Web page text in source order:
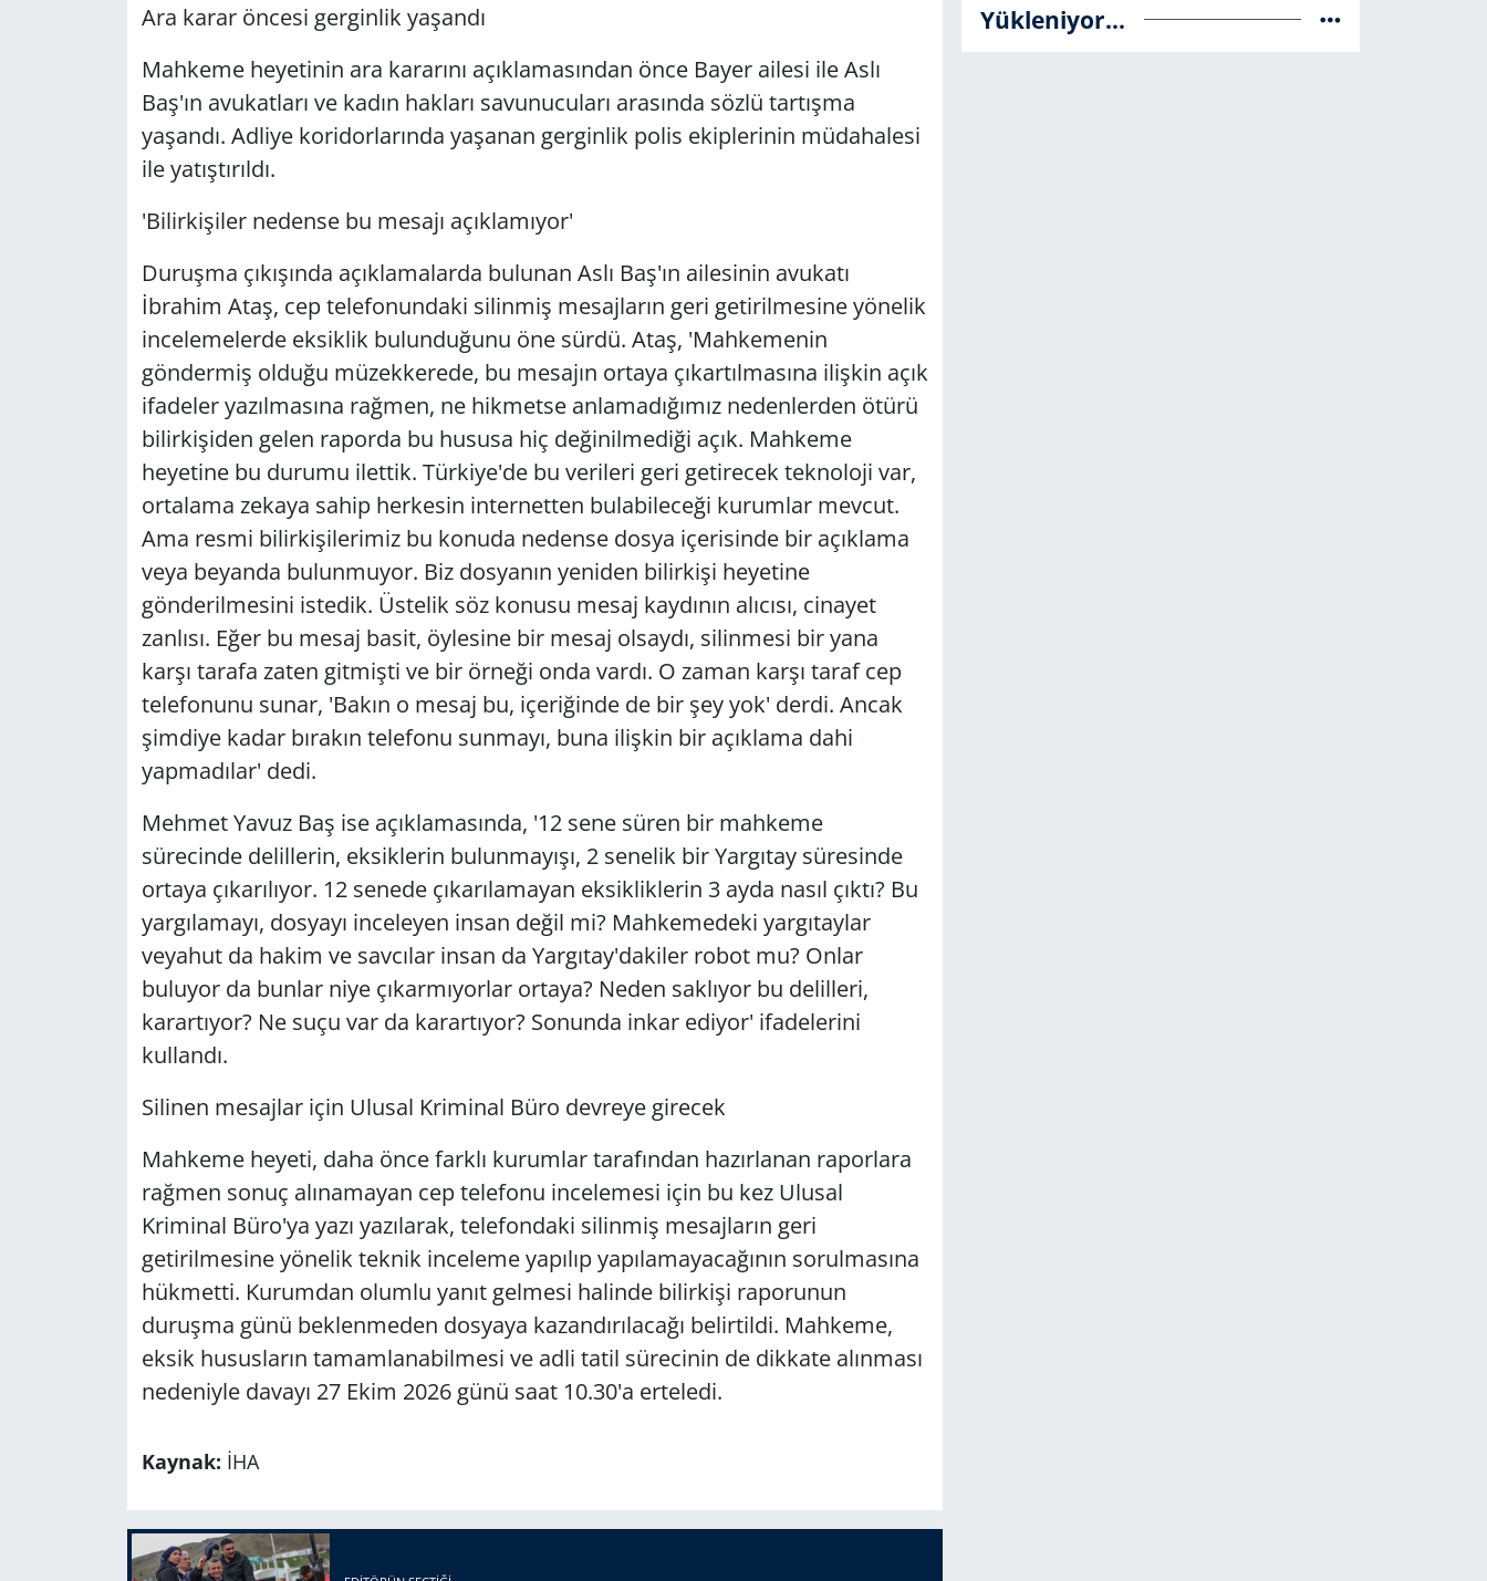
Ara karar öncesi gerginlik yaşandı
Mahkeme heyetinin ara kararını açıklamasından önce Bayer ailesi ile Aslı
Baş'ın avukatları ve kadın hakları savunucuları arasında sözlü tartışma
yaşandı. Adliye koridorlarında yaşanan gerginlik polis ekiplerinin müdahalesi
ile yatıştırıldı.
'Bilirkişiler nedense bu mesajı açıklamıyor'
Duruşma çıkışında açıklamalarda bulunan Aslı Baş'ın ailesinin avukatı
İbrahim Ataş, cep telefonundaki silinmiş mesajların geri getirilmesine yönelik
incelemelerde eksiklik bulunduğunu öne sürdü. Ataş, 'Mahkemenin
göndermiş olduğu müzekkerede, bu mesajın ortaya çıkartılmasına ilişkin açık
ifadeler yazılmasına rağmen, ne hikmetse anlamadığımız nedenlerden ötürü
bilirkişiden gelen raporda bu hususa hiç değinilmediği açık. Mahkeme
heyetine bu durumu ilettik. Türkiye'de bu verileri geri getirecek teknoloji var,
ortalama zekaya sahip herkesin internetten bulabileceği kurumlar mevcut.
Ama resmi bilirkişilerimiz bu konuda nedense dosya içerisinde bir açıklama
veya beyanda bulunmuyor. Biz dosyanın yeniden bilirkişi heyetine
gönderilmesini istedik. Üstelik söz konusu mesaj kaydının alıcısı, cinayet
zanlısı. Eğer bu mesaj basit, öylesine bir mesaj olsaydı, silinmesi bir yana
karşı tarafa zaten gitmişti ve bir örneği onda vardı. O zaman karşı taraf cep
telefonunu sunar, 'Bakın o mesaj bu, içeriğinde de bir şey yok' derdi. Ancak
şimdiye kadar bırakın telefonu sunmayı, buna ilişkin bir açıklama dahi
yapmadılar' dedi.
Mehmet Yavuz Baş ise açıklamasında, '12 sene süren bir mahkeme
sürecinde delillerin, eksiklerin bulunmayışı, 2 senelik bir Yargıtay süresinde
ortaya çıkarılıyor. 12 senede çıkarılamayan eksikliklerin 3 ayda nasıl çıktı? Bu
yargılamayı, dosyayı inceleyen insan değil mi? Mahkemedeki yargıtaylar
veyahut da hakim ve savcılar insan da Yargıtay'dakiler robot mu? Onlar
buluyor da bunlar niye çıkarmıyorlar ortaya? Neden saklıyor bu delilleri,
karartıyor? Ne suçu var da karartıyor? Sonunda inkar ediyor' ifadelerini
kullandı.
Silinen mesajlar için Ulusal Kriminal Büro devreye girecek
Mahkeme heyeti, daha önce farklı kurumlar tarafından hazırlanan raporlara
rağmen sonuç alınamayan cep telefonu incelemesi için bu kez Ulusal
Kriminal Büro'ya yazı yazılarak, telefondaki silinmiş mesajların geri
getirilmesine yönelik teknik inceleme yapılıp yapılamayacağının sorulmasına
hükmetti. Kurumdan olumlu yanıt gelmesi halinde bilirkişi raporunun
duruşma günü beklenmeden dosyaya kazandırılacağı belirtildi. Mahkeme,
eksik hususların tamamlanabilmesi ve adli tatil sürecinin de dikkate alınması
nedeniyle davayı 27 Ekim 2026 günü saat 10.30'a erteledi.
Kaynak: İHA
Yükleniyor...